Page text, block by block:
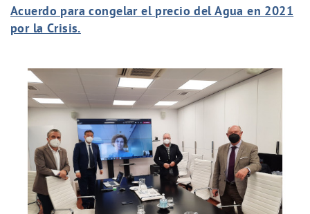
Acuerdo para congelar el precio del Agua en 2021
por la Crisis.